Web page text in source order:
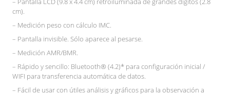
cm).
– Medición peso con cálculo IMC.
– Pantalla invisible. Sólo aparece al pesarse.
– Medición AMR/BMR.
– Rápido y sencillo: Bluetooth® (4.2)* para configuración inicial /
WIFI para transferencia automática de datos.
– Fácil de usar con útiles análisis y gráficos para la observación a